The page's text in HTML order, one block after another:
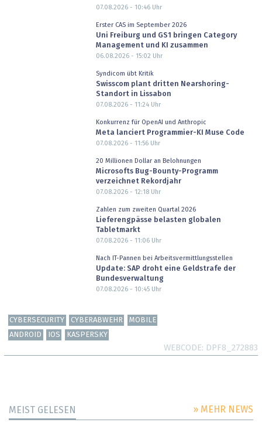
07.08.2026 - 10:46Uhr
Erster CAS im September 2026
Uni Freiburg und GS1 bringen Category
Management und KI zusammen
06.08.2026 - 15:02 Uhr
Syndicom übt Kritik
Swisscom plant dritten Nearshoring-
Standort in Lissabon
07.08.2026 - 11:24Uhr
Konkurrenz für OpenAI und Anthropic
Meta lanciert Programmier-KI Muse Code
07.08.2026 - 11:56Uhr
20 Millionen Dollar an Belohnungen
Microsofts Bug-Bounty-Programm
verzeichnet Rekordjahr
07.08.2026 - 12:18Uhr
Zahlen zum zweiten Quartal 2026
Lieferengpässe belasten globalen
Tabletmarkt
07.08.2026 - 11:06Uhr
Nach IT-Pannen bei Arbeitsvermittlungsstellen
Update: SAP droht eine Geldstrafe der
Bundesverwaltung
07.08.2026 - 10:45Uhr
CYBERSECURITY CYBERABWEHR
MOBILE
ANDROID
IOS KASPERSKY
WEBCODE DPF8_272883
MEIST GELESEN » MEHR NEWS